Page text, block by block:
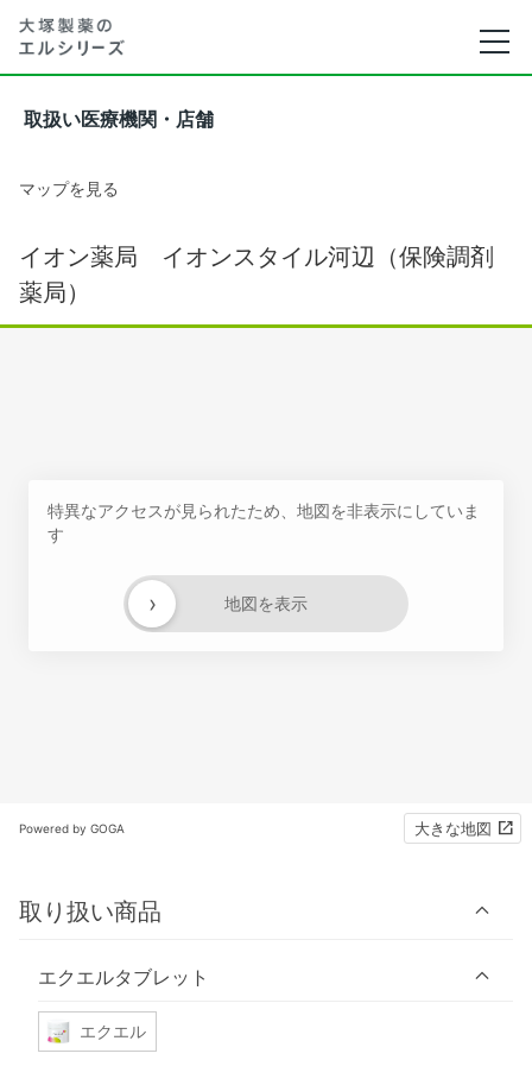
取扱い医療機関・店舗
マップを見る
イオン薬局 イオンスタイル河辺（保険調剤
薬局）
特異なアクセスが見られたため、地図を非表示にしていま
す
地図を表示
›
Powered by GOGA 大きな地図
取り扱い商品
エクエルタブレット
エクエル